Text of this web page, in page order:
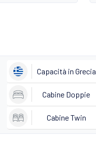
Capacità in Grecia
Cabine Doppie
Cabine Twin